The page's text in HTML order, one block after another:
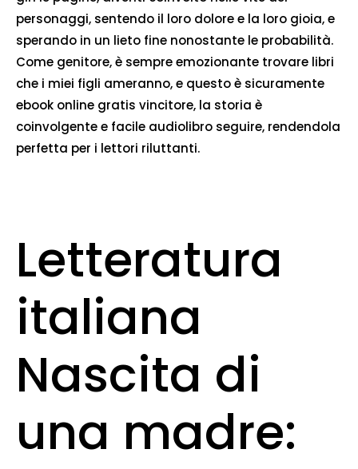
personaggi, sentendo il loro dolore e la loro gioia, e
sperando in un lieto fine nonostante le probabilità.
Come genitore, è sempre emozionante trovare libri
che i miei figli ameranno, e questo è sicuramente
ebook online gratis vincitore, la storia è
coinvolgente e facile audiolibro seguire, rendendola
perfetta per i lettori riluttanti.
Letteratura
italiana
Nascita di
una madre: